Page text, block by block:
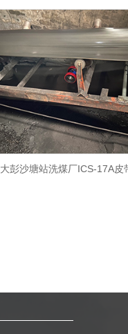
大彭沙塘站洗煤厂ICS-17A皮